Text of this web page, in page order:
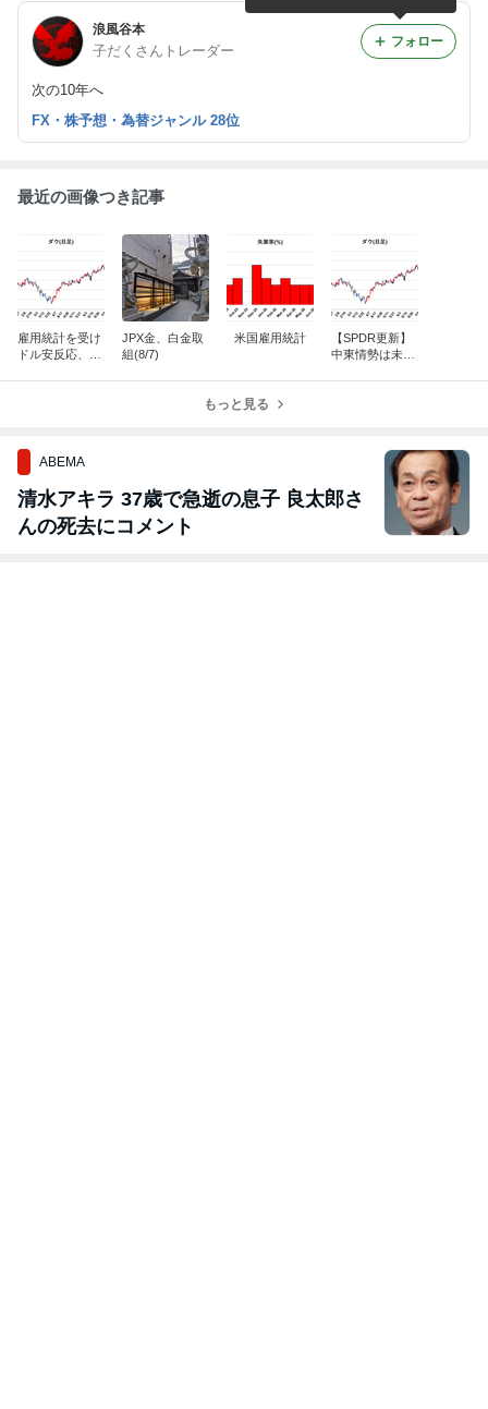
浪風谷本
子だくさんトレーダー
次の10年へ
フォロー
FX・株予想・為替ジャンル 28位
最近の画像つき記事
雇用統計を受け
ドル安反応、な
JPX金、白金取
組(8/7)
米国雇用統計
【SPDR更新】
中東情勢は未だ
もっと見る
ABEMA
清水アキラ 37歳で急逝の息子 良太郎さ
んの死去にコメント